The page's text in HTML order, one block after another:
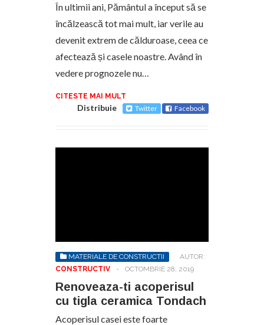
În ultimii ani, Pământul a început să se
încălzească tot mai mult, iar verile au
devenit extrem de călduroase, ceea ce
afectează și casele noastre. Având în
vedere prognozele nu…
CITESTE MAI MULT
Distribuie Twitter Facebook
MATERIALE DE CONSTRUCTII
AUTOR:
CONSTRUCTIV
- OCTOMBRIE 28, 2019
Renoveaza-ti acoperisul
cu tigla ceramica Tondach
Acoperisul casei este foarte